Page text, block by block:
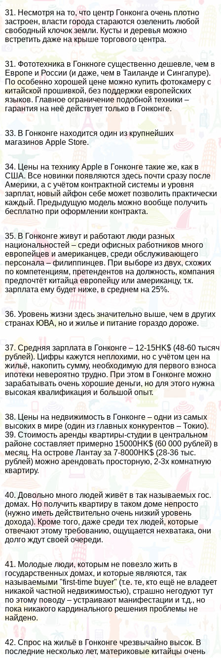
31. Несмотря на то, что центр Гонконга очень плотно
застроен, власти города стараются озеленить любой
свободный клочок земли. Кусты и деревья можно
встретить даже на крыше торгового центра.
31. Фототехника в Гонкноге существенно дешевле, чем в
Европе и России (и даже, чем в Таиланде и Сингапуре).
По особенно хорошей цене можно купить фотокамеру с
китайской прошивкой, без поддержки европейских
языков. Главное ограничение подобной техники –
гарантия на неё действует только в Гонконге.
33. В Гонконге находится один из крупнейших
магазинов Apple Store.
34. Цены на технику Apple в Гонконге такие же, как в
США. Все новинки появляются здесь почти сразу после
Америки, а с учётом контрактной системы и уровня
зарплат, новый айфон себе может позволить практически
каждый. Предыдущую модель можно вообще получить
бесплатно при оформлении контракта.
35. В Гонконге живут и работают люди разных
национальностей – среди офисных работников много
европейцев и американцев, среди обслуживающего
персонала –филиппинцев. При выборе из двух, схожих
по компетенциям, претендентов на должность, компания
предпочтёт китайца европейцу или американцу, т.к.
зарплата ему будет ниже, в среднем на 25%.
36. Уровень жизни здесь значительно выше, чем в других
странах ЮВА, но и жилье и питание гораздо дороже.
37. Средняя зарплата в Гонконге – 12-15HK$ (48-60 тысяч
рублей). Цифры кажутся неплохими, но с учётом цен на
жильё, накопить сумму, необходимую для первого взноса
ипотеки невероятно трудно. При этом в Гонконге можно
зарабатывать очень хорошие деньги, но для этого нужна
высокая квалификация и большой опыт.
38. Цены на недвижимость в Гонконге – одни из самых
высоких в мире (один из главных конкурентов – Токио).
39. Стоимость аренды квартиры-студии в центральном
районе составляет примерно 15000HK$ (60 000 рублей) в
месяц. На острове Лантау за 7-8000HK$ (28-36 тыс.
рублей) можно арендовать просторную, 2-3х комнатную
квартиру.
40. Довольно много людей живёт в так называемых гос.
домах. Но получить квартиру в таком доме непросто
(нужно иметь действительно очень низкий уровень
дохода). Кроме того, даже среди тех людей, которые
отвечают этому требованию, ощущается нехватака, они
долго ждут своей очереди.
41. Молодые люди, которым не повезло жить в
государственных домах, и которые являются, так
называемыми "first-time buyer" (т.е. те, кто ещё не владеет
никакой частной недвижимостью), страшно негодуют тут
по этому поводу – устраивают манифестации и т.д., но
пока никакого кардинального решения проблемы не
найдено.
42. Спрос на жильё в Гонконге чрезвычайно высок. В
последние несколько лет, материковые китайцы очень